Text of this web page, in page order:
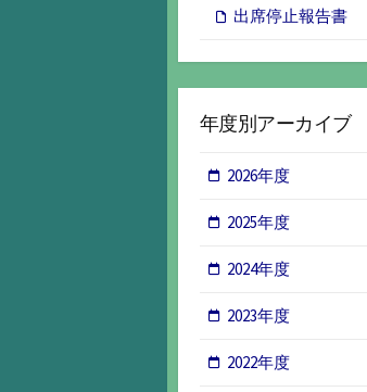
出席停止報告書
年度別アーカイブ
2026年度
2025年度
2024年度
2023年度
2022年度